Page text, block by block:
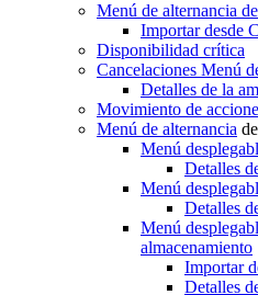
Menú de alternancia
Importar desde
Disponibilidad crítica
Cancelaciones Menú
Detalles de la
Movimiento de
Menú de alternancia
Menú
Detalles
Menú
Detalles
Menú
almacenamiento
Importar
Detalles